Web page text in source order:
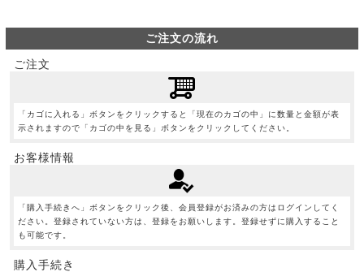
ご注文の流れ
ご注文
「カゴに入れる」ボタンをクリックすると「現在のカゴの中」に数量と金額が表
示されますので「カゴの中を見る」ボタンをクリックしてください。
お客様情報
「購入手続きへ」ボタンをクリック後、会員登録がお済みの方はログインしてく
ださい。登録されていない方は、登録をお願いします。登録せずに購入すること
も可能です。
購入手続き